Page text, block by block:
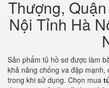
Thượng,
Nội Tỉnh Hà
Sản phẩm tủ hồ sơ được làm
khả năng chống va đập
trong khi sử dụng. Chọn mua